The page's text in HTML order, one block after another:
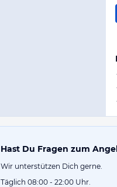
Hast Du Fragen zum
Wir unterstützen Dich gerne.
Täglich 08:00 - 22:00 Uhr.